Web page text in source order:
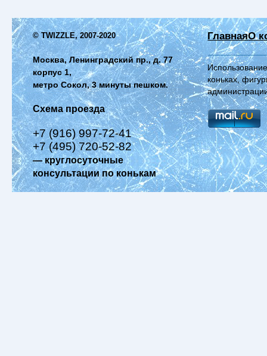
© TWIZZLE, 2007-2020
Москва, Ленинградский пр., д. 77
корпус 1,
метро Сокол, 3 минуты пешком.
Схема проезда
+7 (916) 997-72-41
+7 (495) 720-52-82
— круглосуточные
консультации по конькам
ГлавнаяО
коньках,